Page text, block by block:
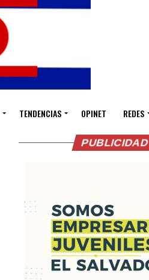
TENDENCIAS OPINET REDES
PUBLICIDAD